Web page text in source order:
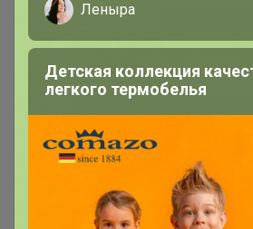
Консервация
Лапша, макароны,
Масло кокосовое,
кунжутное, фритюрное
Мука панировочная,
Леныра
Детская коллекция
легкого термобелья